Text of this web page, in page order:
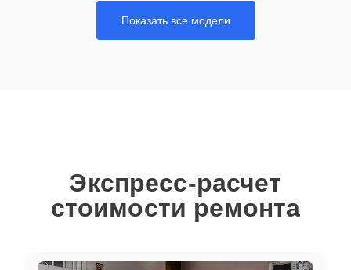
Показать все модели
Экспресс-расчет
стоимости ремонта